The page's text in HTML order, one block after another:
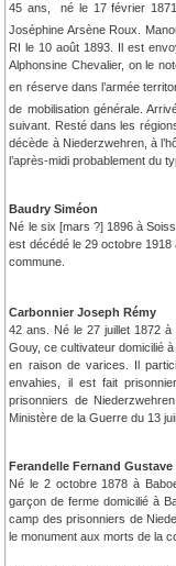
45 ans, né le 17 février
Joséphine Arsène Roux.
RI le 10 août 1893. Il est
Alphonsine Chevalier, on le
en réserve dans l’armée
de mobilisation générale.
suivant. Resté dans les
décède à Niederzwehren, à
l’après-midi probablement du
Baudry Siméon
Né le six [mars ?] 1896 à
est décédé le 29 octobre
commune.
Carbonnier Joseph Rémy
42 ans. Né le 27 juillet 1872
Gouy, ce cultivateur domicilié
en raison de varices. Il
envahies, il est fait
prisonniers de
Ministère de la Guerre du 13
Ferandelle Fernand Gustave
Né le 2 octobre 1878 à
garçon de ferme domicilié à
camp des prisonniers de
le monument aux morts de la